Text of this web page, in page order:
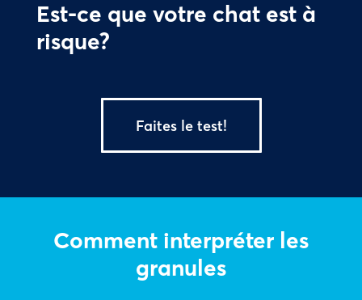
Est-ce que votre chat est à
risque?
Faites le test!
Comment interpréter les
granules